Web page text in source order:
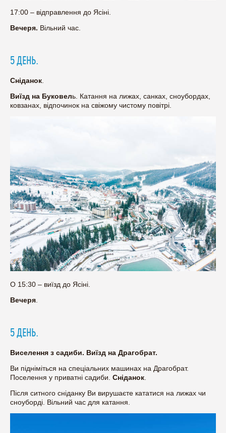
17:00 – відправлення до Ясіні.
Вечеря. Вільний час.
5 ДЕНЬ.
Сніданок.
Виїзд на Буковель. Катання на лижах, санках, сноубордах,
ковзанах, відпочинок на свіжому чистому повітрі.
О 15:30 – виїзд до Ясіні.
Вечеря
5 ДЕНЬ.
Виселення з садиби. Виїзд на Драгобрат.
Ви підніміться на спеціальних машинах на Драгобрат.
Поселення у приватні садиби. Сніданок
Після ситного сніданку Ви вирушаєте кататися на лижах чи
сноуборді. Вільний час для катання.